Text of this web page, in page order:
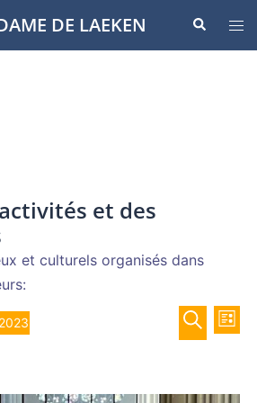
DE LAEKEN
le
et des
et culturels organisés dans
et
de
de
LISTE